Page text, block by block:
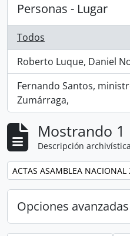
Personas - Lugar
Todos
Roberto Luque, Daniel
, 1 resultados
Fernando Santos,
Zumárraga,
, 1 resultados
Mostrando 1
Descripción archivística
Remove filter:
ACTAS ASAMBLEA
Opciones